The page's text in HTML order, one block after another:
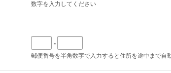
数字を入力してください
-
郵便番号を半角数字で入力すると住所を途中まで自